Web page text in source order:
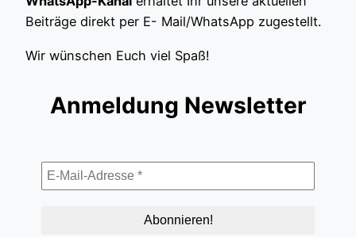
Beiträge direkt per E- Mail/WhatsApp zugestellt.
Wir wünschen Euch viel Spaß!
Anmeldung Newsletter